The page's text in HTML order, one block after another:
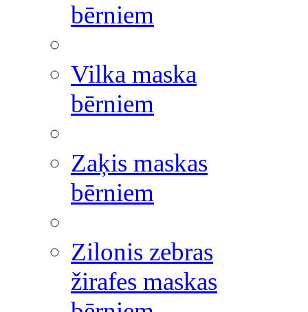
bērniem
Vilka maska
bērniem
Zaķis maskas
bērniem
Zilonis zebras
žirafes maskas